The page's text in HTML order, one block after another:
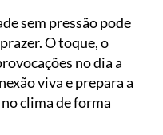
sem pressão pode
O toque, o
no dia a
viva e prepara a
clima de forma